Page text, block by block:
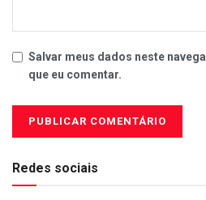
Salvar meus dados neste
que eu comentar.
Redes sociais